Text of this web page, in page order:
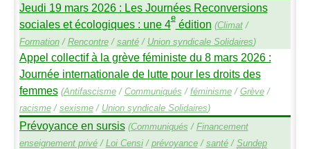
Jeudi 19 mars 2026 : Les Journées Reconversions
sociales et écologiques : une 4eédition (Climat/
Formation/ Rencontre/ santé/ Union syndicale Solidaires)
Appel collectif à la grève féministe du 8 mars 2026 :
Journée internationale de lutte pour les droits des
femmes (Antifascisme/ Communiqués / féminisme/ Grève/
racisme/ sexisme/ Union syndicale Solidaires)
Prévoyance en sursis (Communiqués / Financement
enseignement privé/ Loi Censi/ prévoyance/ santé/ Sundep